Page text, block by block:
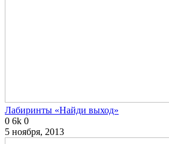
Лабиринты «Найди выход»
0 6k 0
5 ноября, 2013